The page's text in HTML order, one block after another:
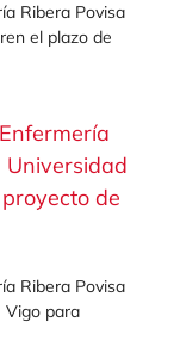
Ribera Povisa
el plazo de
Universidad
de
Ribera Povisa
Vigo para